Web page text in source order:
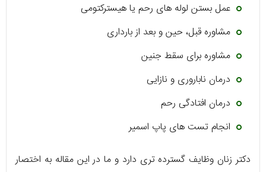
عمل بستن لوله های رحم یا هیسترکتومی
مشاوره قبل، حین و بعد از بارداری
مشاوره برای سقط جنین
درمان ناباروری و نازایی
درمان افتادگی رحم
انجام تست های پاپ اسمیر
دکتر زنان وظایف گسترده تری دارد و ما در این مقاله به اختصار